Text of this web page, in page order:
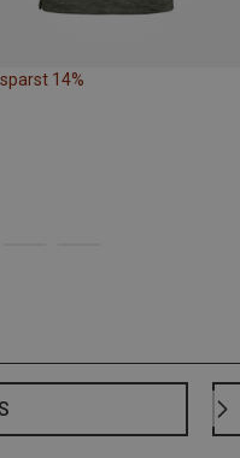
14%